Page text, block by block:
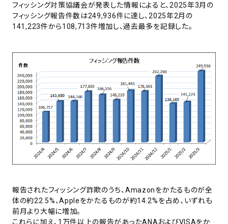
フィッシング対策協議会が発表した情報によると、2025年3月の
フィッシング報告件数は249,936件に達し、2025年2月の
141,223件から108,713件増加し、過去最多を記録した。
報告されたフィッシング詐欺のうち、Amazonをかたるものが全
体の約22.5%、Appleをかたるものが約14.2%を占め、いずれも
前月より大幅に増加。
これらに加え、1万件以上の報告があったANAおよびVISAをか